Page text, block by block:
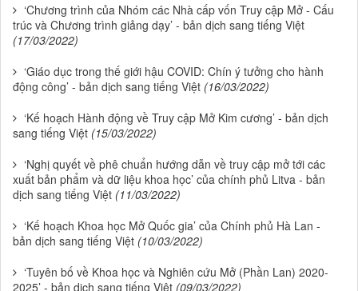
‘Chương trình của Nhóm các Nhà cấp vốn Truy cập Mở - Cấu
trúc và Chương trình giảng dạy’ - bản dịch sang tiếng Việt
(17/03/2022)
‘Giáo dục trong thế giới hậu COVID: Chín ý tưởng cho hành
động công’ - bản dịch sang tiếng Việt (16/03/2022)
‘Kế hoạch Hành động về Truy cập Mở Kim cương’ - bản dịch
sang tiếng Việt (15/03/2022)
‘Nghị quyết về phê chuẩn hướng dẫn về truy cập mở tới các
xuất bản phẩm và dữ liệu khoa học’ của chính phủ Litva - bản
dịch sang tiếng Việt (11/03/2022)
‘Kế hoạch Khoa học Mở Quốc gia’ của Chính phủ Hà Lan -
bản dịch sang tiếng Việt (10/03/2022)
‘Tuyên bố về Khoa học và Nghiên cứu Mở (Phần Lan) 2020-
2025’ - bản dịch sang tiếng Việt (09/03/2022)